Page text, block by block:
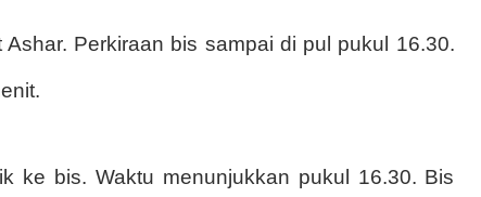
Perkiraan bis sampai di pul pukul 16.30.
ke bis. Waktu menunjukkan pukul 16.30. Bis